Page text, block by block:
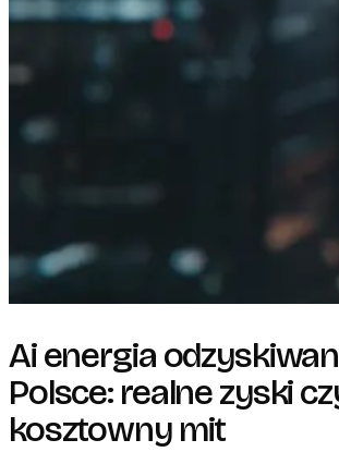
Ai energia
Polsce: realne zyski
kosztowny mit